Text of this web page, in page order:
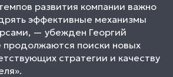
развития компании важно
эффективные механизмы
— убежден Георгий
поиски новых
стратегии и качеству